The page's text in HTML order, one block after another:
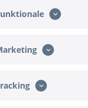
Weiß,
sind
eignet sich perfekt
Die Aufsicht durch